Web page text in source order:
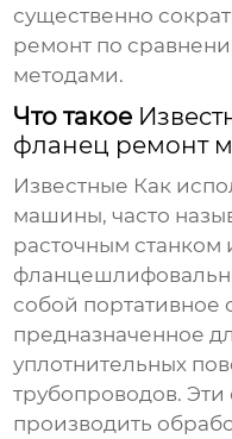
существенно
ремонт по
методами.
Что такое
фланец ремонт
Известные Как
машины, часто
расточным станком
собой портативное
предназначенное
уплотнительных
трубопроводов. Эти
производить